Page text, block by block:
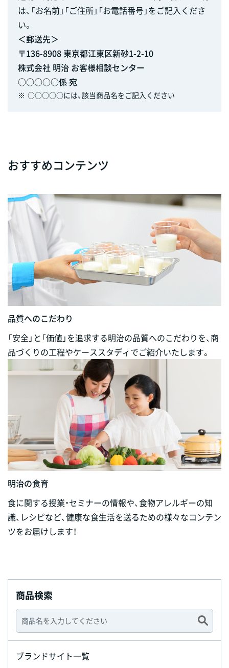
は、「お名前」「ご住所」「お電話番号」をご記入くださ
い。
＜郵送先＞
〒136-8908 東京都江東区新砂1-2-10
株式会社 明治 お客様相談センター
○○○○○係 宛
※ ○○○○○には、該当商品名をご記入ください
おすすめコンテンツ
品質へのこだわり
「安全」と「価値」を追求する明治の品質へのこだわりを、商
品づくりの工程やケーススタディでご紹介いたします。
明治の食育
食に関する授業・セミナーの情報や、食物アレルギーの知
識、レシピなど、健康な食生活を送るための様々なコンテン
ツをお届けします！
商品検索
ブランドサイト一覧